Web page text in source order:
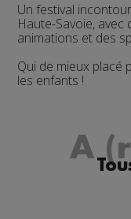
Un festival
Haute-Savoie, avec
animations et des
Qui de mieux placé
les enfants !
A